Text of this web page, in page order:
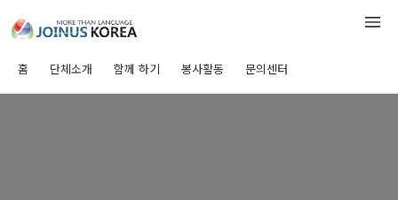
홈 단체소개 함께 하기 봉사활동 문의센터